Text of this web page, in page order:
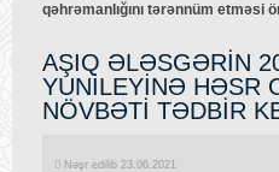
qəhrəmanlığını tərənnüm etməsi
AŞIQ ƏLƏSGƏRİN
YUNİLEYİNƏ HƏSR
NÖVBƏTİ TƏDBİR
Nəşr edilib 23.06.2021